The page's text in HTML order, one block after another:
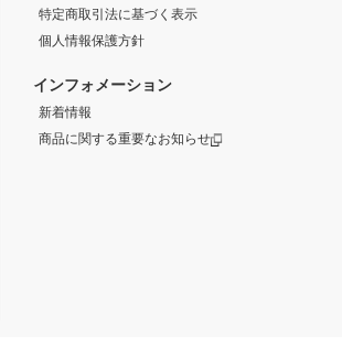
特定商取引法に基づく表示
個人情報保護方針
インフォメーション
新着情報
商品に関する重要なお知らせ